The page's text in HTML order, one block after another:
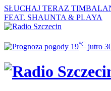
SŁUCHAJ TERAZ
FEAT. SHAUNTA & PLAYA
19°C jutro